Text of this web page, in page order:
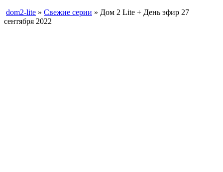
dom2-lite » Свежие серии » Дом 2 Lite + День эфир 27
сентября 2022